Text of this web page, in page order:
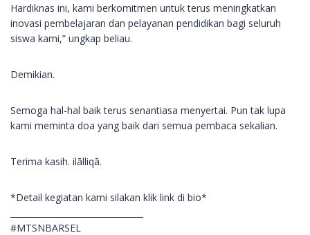
Hardiknas ini, kami berkomitmen untuk terus meningkatkan
inovasi pembelajaran dan pelayanan pendidikan bagi seluruh
siswa kami,” ungkap beliau.
Demikian.
Semoga hal-hal baik terus senantiasa menyertai. Pun tak lupa
kami meminta doa yang baik dari semua pembaca sekalian.
Terima kasih. ilālliqā.
*Detail kegiatan kami silakan klik link di bio*
#MTSNBARSEL